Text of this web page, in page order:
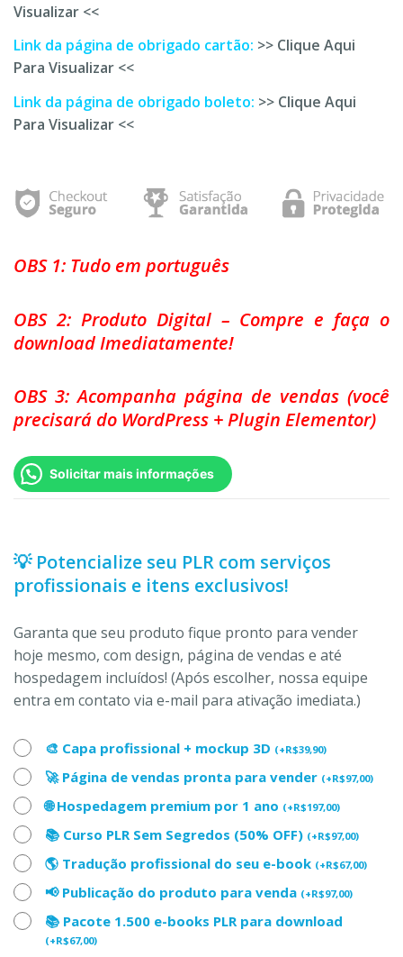
Visualizar <<
Link da página de obrigado cartão: >> Clique Aqui
Para Visualizar <<
Link da página de obrigado boleto: >> Clique Aqui
Para Visualizar <<
OBS 1: Tudo em português
OBS 2: Produto Digital – Compre e faça o
download Imediatamente!
OBS 3: Acompanha página de vendas (você
precisará do WordPress + Plugin Elementor)
Solicitar mais informações
💡 Potencialize seu PLR com serviços
profissionais e itens exclusivos!
Garanta que seu produto fique pronto para vender
hoje mesmo, com design, página de vendas e até
hospedagem incluídos! (Após escolher, nossa equipe
entra em contato via e-mail para ativação imediata.)
🎨 Capa profissional + mockup 3D (+R$39,90)
🚀 Página de vendas pronta para vender (+R$97,00)
🌐 Hospedagem premium por 1 ano (+R$197,00)
📚 Curso PLR Sem Segredos (50% OFF) (+R$97,00)
🌎 Tradução profissional do seu e-book (+R$67,00)
📢 Publicação do produto para venda (+R$97,00)
📚 Pacote 1.500 e-books PLR para download
(+R$67,00)